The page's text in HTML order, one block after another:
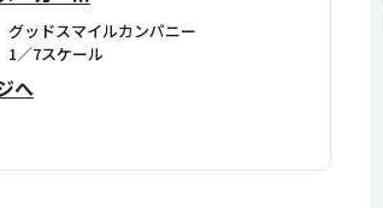
グッドスマイルカンパニー
1／7スケール
へ